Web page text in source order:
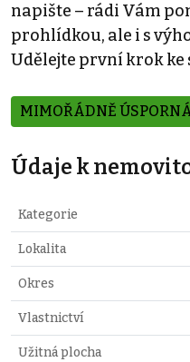
napište – rádi Vám
prohlídkou, ale i s
Udělejte první krok ke
MIMOŘÁDNĚ
Údaje k
Kategorie
Lokalita
Okres
Vlastnictví
Užitná plocha